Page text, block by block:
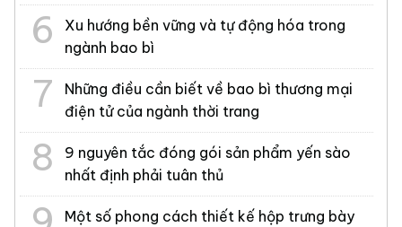
Xu hướng bền vững và tự động hóa trong
ngành bao bì
Những điều cần biết về bao bì thương mại
điện tử của ngành thời trang
9 nguyên tắc đóng gói sản phẩm yến sào
nhất định phải tuân thủ
Một số phong cách thiết kế hộp trưng bày